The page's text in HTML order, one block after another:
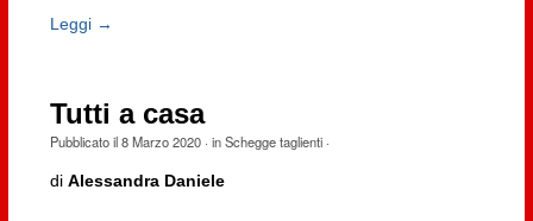
Leggi →
Tutti a casa
Pubblicato il8 Marzo 2020· inSchegge taglienti·
di Alessandra Daniele